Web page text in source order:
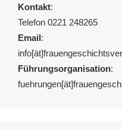
Kontakt:
Telefon 0221 248265
Email:
Führungsorganisation: